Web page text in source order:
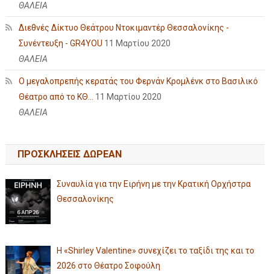
ΘΑΛΕΙΑ
Διεθνές Δίκτυο Θεάτρου Ντοκιμαντέρ Θεσσαλονίκης -
Συνέντευξη - GR4YOU 11 Μαρτίου 2020
ΘΑΛΕΙΑ
Ο μεγαλοπρεπής κερατάς του Φερνάν Κρομλένκ στο Βασιλικό
Θέατρο από το ΚΘ... 11 Μαρτίου 2020
ΘΑΛΕΙΑ
ΠΡΟΣΚΛΗΣΕΙΣ ΔΩΡΕΑΝ
Συναυλία για την Ειρήνη με την Κρατική Ορχήστρα
Θεσσαλονίκης
Η «Shirley Valentine» συνεχίζει το ταξίδι της και το
2026 στο Θέατρο Σοφούλη